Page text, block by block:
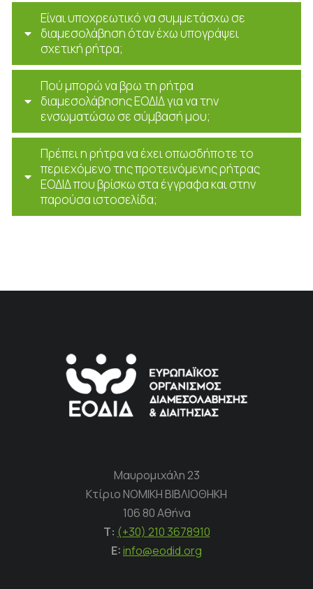
Είναι υποχρεωτικό να συμμετάσχω σε
διαμεσολάβηση όταν έχω υπογράψει
σχετική ρήτρα;
Πού μπορώ να βρω τη ρήτρα
διαμεσολάβησης ΕΟΔΙΔ για να την
ενσωματώσω σε σύμβασή μου;
Πρέπει η ρήτρα να έχει οπωσδήποτε το
περιεχόμενο της προτεινόμενης ρήτρας
ΕΟΔΙΔ που βρίσκω στα έγγραφα και στην
παρούσα ιστοσελίδα;
Μαυρομιχάλη 23
Κτίριο ΝΟΜΙΚΗ ΒΙΒΛΙΟΘΗΚΗ
106 80 Αθήνα
Τ: (+30) 210 3678910
E:info@eodid.org